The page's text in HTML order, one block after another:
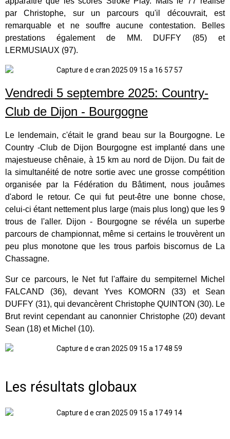
par Christophe, sur un parcours qu'il découvrait, est
remarquable et ne souffre aucune contestation. Belles
prestations également de MM. DUFFY (85) et
LERMUSIAUX (97).
Vendredi 5 septembre 2025: Country-
Club de Dijon - Bourgogne
Le lendemain, c'était le grand beau sur la Bourgogne. Le
Country -Club de Dijon Bourgogne est implanté dans une
majestueuse chênaie, à 15 km au nord de Dijon. Du fait de
la simultanéité de notre sortie avec une grosse compétition
organisée par la Fédération du Bâtiment, nous jouâmes
d'abord le retour. Ce qui fut peut-être une bonne chose,
celui-ci étant nettement plus large (mais plus long) que les 9
trous de l'aller. Dijon - Bourgogne se révéla un superbe
parcours de championnat, même si certains le trouvèrent un
peu plus monotone que les trous parfois biscornus de La
Chassagne.
Sur ce parcours, le Net fut l'affaire du sempiternel Michel
FALCAND (36), devant Yves KOMORN (33) et Sean
DUFFY (31), qui devancèrent Christophe QUINTON (30). Le
Brut revint cependant au canonnier Christophe (20) devant
Sean (18) et Michel (10).
Les résultats globaux